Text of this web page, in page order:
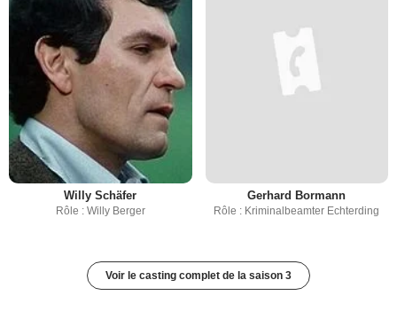
Willy Schäfer
Rôle : Willy Berger
Gerhard Bormann
Rôle : Kriminalbeamter Echterding
Voir le casting complet de la saison 3